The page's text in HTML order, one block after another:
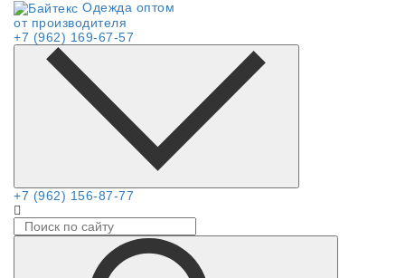
Одежда оптом
от производителя
+7 (962) 169-67-57
+7 (962) 156-87-77